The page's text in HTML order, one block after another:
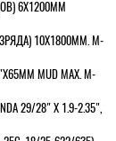
6Х1200ММ
10Х1800ММ. M-
MUD MAX. M-
29/28" Х 1.9-2.35",